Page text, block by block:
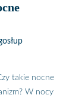
takie nocne
W nocy